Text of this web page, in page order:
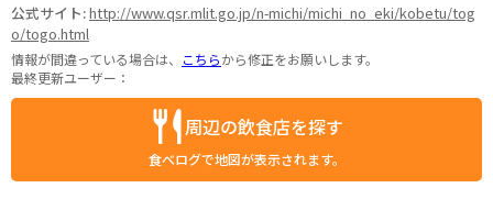
公式サイト:http://www.qsr.mlit.go.jp/n-michi/michi_no_eki/kobetu/tog
o/togo.html
情報が間違っている場合は、 こちらから修正をお願いします。
最終更新ユーザー：
周辺の飲食店を探す
食べログで地図が表示されます。